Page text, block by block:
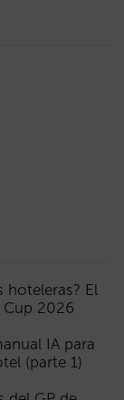
hoteleras? El
Cup 2026
IA para
(parte 1)